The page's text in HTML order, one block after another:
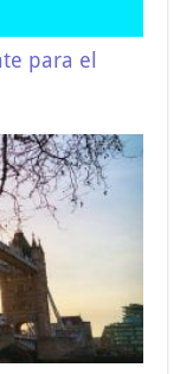
para el